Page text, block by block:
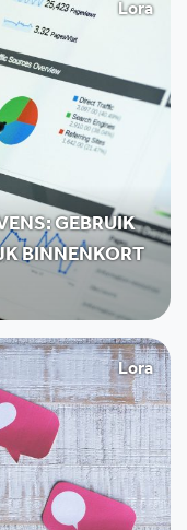
Lora
GEBRUIK
BINNENKORT
Lora